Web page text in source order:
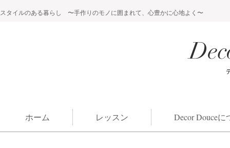
スタイルのある暮らし 〜手作りのモノに囲まれて、心豊かに心地よく〜
ホーム レッスン Decor Douceに